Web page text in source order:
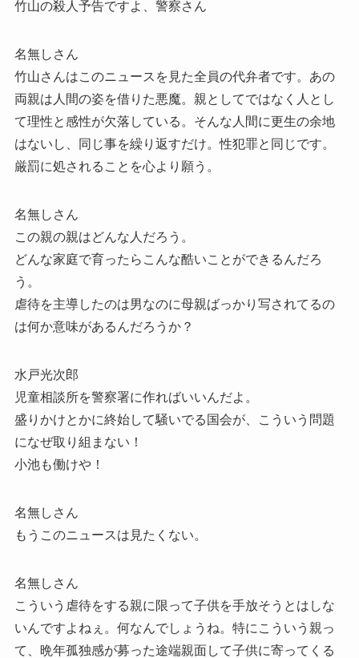
竹山の殺人予告ですよ、警察さん
名無しさん
竹山さんはこのニュースを見た全員の代弁者です。あの
両親は人間の姿を借りた悪魔。親としてではなく人とし
て理性と感性が欠落している。そんな人間に更生の余地
はないし、同じ事を繰り返すだけ。性犯罪と同じです。
厳罰に処されることを心より願う。
名無しさん
この親の親はどんな人だろう。
どんな家庭で育ったらこんな酷いことができるんだろ
う。
虐待を主導したのは男なのに母親ばっかり写されてるの
は何か意味があるんだろうか？
水戸光次郎
児童相談所を警察署に作ればいいんだよ。
盛りかけとかに終始して騒いでる国会が、こういう問題
になぜ取り組まない！
小池も働けや！
名無しさん
もうこのニュースは見たくない。
名無しさん
こういう虐待をする親に限って子供を手放そうとはしな
いんですよねぇ。何なんでしょうね。特にこういう親っ
て、晩年孤独感が募った途端親面して子供に寄ってくる